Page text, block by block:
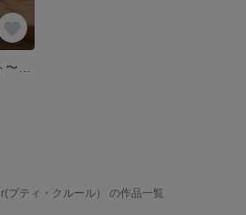
プティ・クルール） の作品一覧